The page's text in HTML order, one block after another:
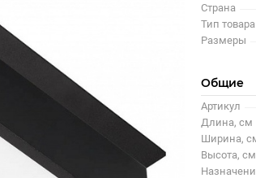
Страна
Тип товара
Размеры
Общие
Артикул
Длина, см
Ширина,
Высота, см